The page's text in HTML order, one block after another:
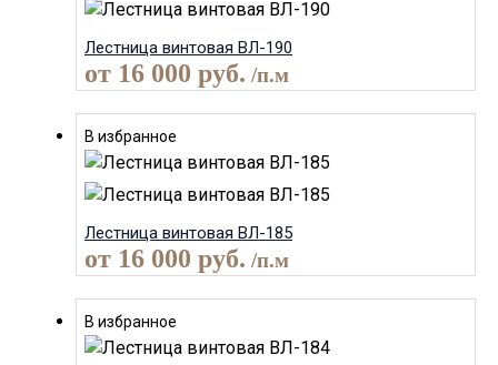
Лестница винтовая ВЛ-190
от 16 000 руб. /п.м
В избранное
Лестница винтовая ВЛ-185
от 16 000 руб. /п.м
В избранное